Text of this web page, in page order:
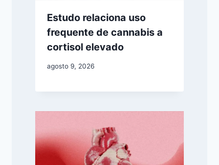
Estudo relaciona uso
frequente de cannabis a
cortisol elevado
agosto 9, 2026